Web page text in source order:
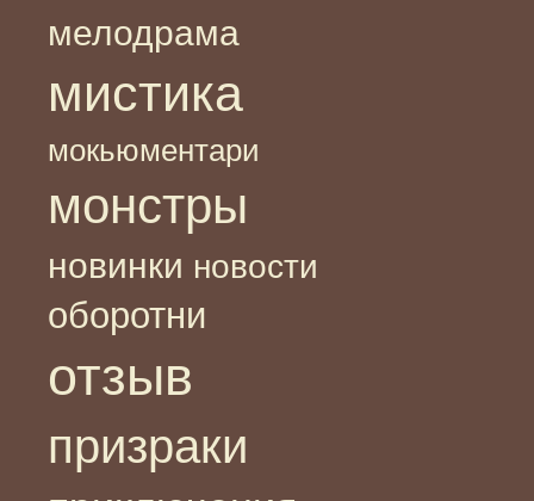
мелодрама
мистика
мокьюментари
монстры
новинки новости
оборотни
отзыв
призраки